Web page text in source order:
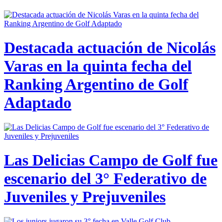
Destacada actuación de Nicolás
Varas en la quinta fecha del
Ranking Argentino de Golf
Adaptado
Las Delicias Campo de Golf fue
escenario del 3° Federativo de
Juveniles y Prejuveniles